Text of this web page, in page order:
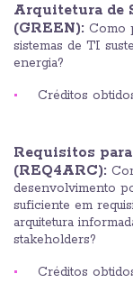
Arquitetura de
(GREEN): Como
sistemas de TI
energia?
Créditos
Requisitos
(REQ4ARC):
desenvolvimento
suficiente em
arquitetura
stakeholders?
Créditos